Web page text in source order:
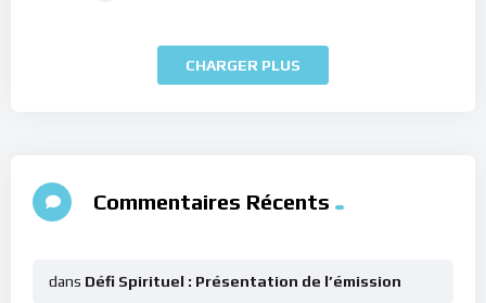
CHARGER PLUS
Commentaires Récents
dans Défi Spirituel : Présentation de l’émission